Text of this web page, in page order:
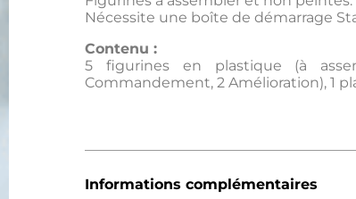
Nécessite une boîte de démarrage
Contenu :
5 figurines en plastique (à
Commandement, 2 Amélioration), 1
Informations complémentaires